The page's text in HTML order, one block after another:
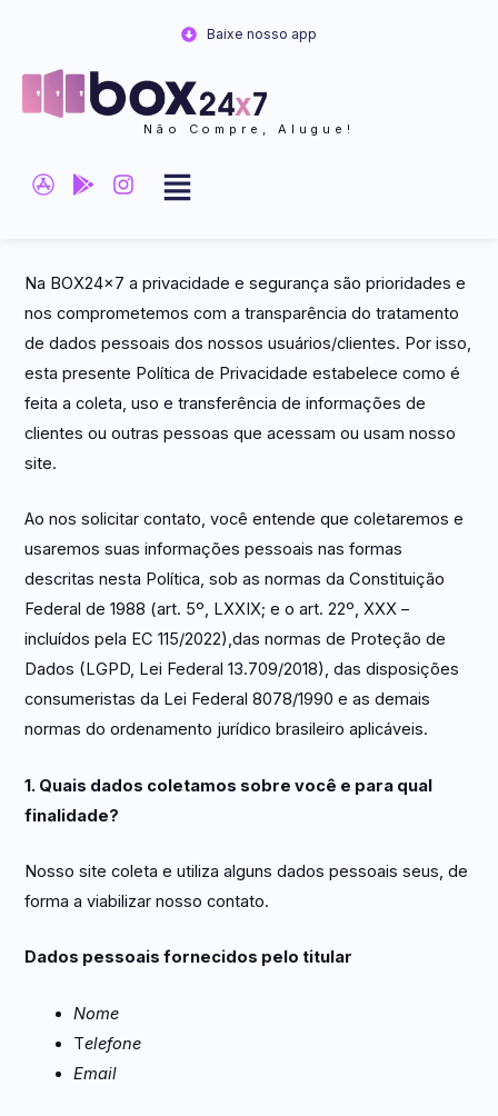
conteúdo
Não Compre, Alugue!
Baixe nosso app
Na BOX24x7 a privacidade e segurança são prioridades e
nos comprometemos com a transparência do tratamento
de dados pessoais dos nossos usuários/clientes. Por isso,
esta presente Política de Privacidade estabelece como é
feita a coleta, uso e transferência de informações de
clientes ou outras pessoas que acessam ou usam nosso
site.
Ao nos solicitar contato, você entende que coletaremos e
usaremos suas informações pessoais nas formas
descritas nesta Política, sob as normas da Constituição
Federal de 1988 (art. 5º, LXXIX; e o art. 22º, XXX –
incluídos pela EC 115/2022),das normas de Proteção de
Dados (LGPD, Lei Federal 13.709/2018), das disposições
consumeristas da Lei Federal 8078/1990 e as demais
normas do ordenamento jurídico brasileiro aplicáveis.
1. Quais dados coletamos sobre você e para qual
finalidade?
Nosso site coleta e utiliza alguns dados pessoais seus, de
forma a viabilizar nosso contato.
Dados pessoais fornecidos pelo titular
Nome
Telefone
Email